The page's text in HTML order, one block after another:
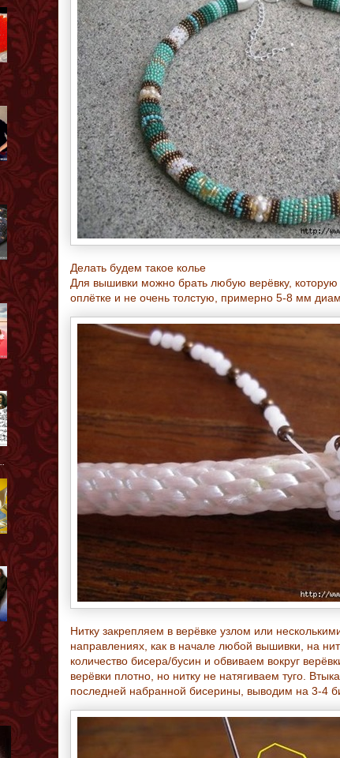
Делать будем такое колье
Для вышивки можно брать любую верёвку,
оплётке и не очень толстую, примерно 5-8 мм
Нитку закрепляем в верёвке узлом или
направлениях, как в начале любой вышивки, на
количество бисера/бусин и обвиваем вокруг
верёвки плотно, но нитку не натягиваем туго.
последней набранной бисерины, выводим на 3-4